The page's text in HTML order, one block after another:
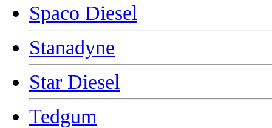
Spaco Diesel
Stanadyne
Star Diesel
Tedgum